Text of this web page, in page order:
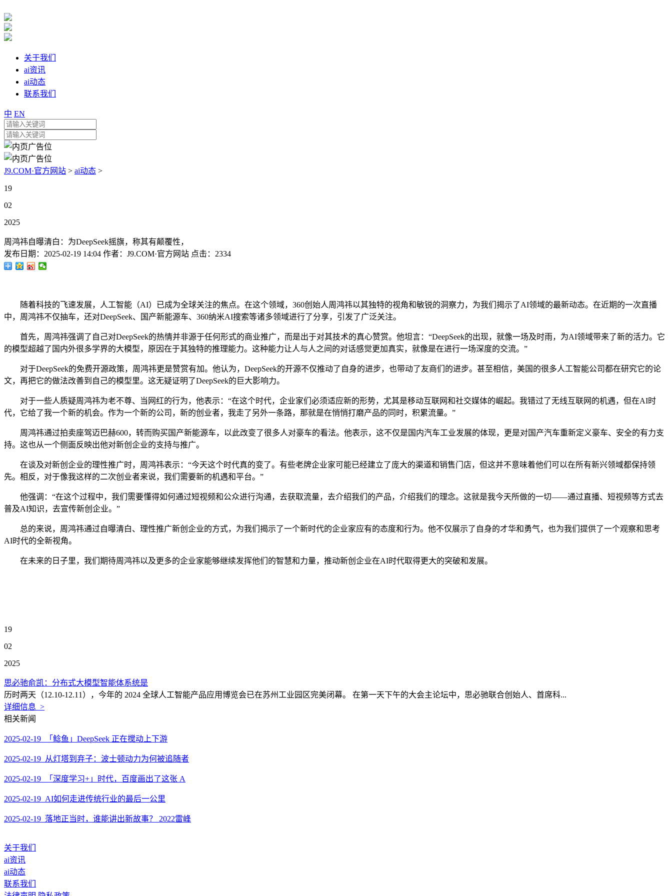
关于我们
ai资讯
ai动态
联系我们
中 EN
J9.COM·官方网站 > ai动态 >
19
02
2025
周鸿祎自曝清白：为DeepSeek摇旗，称其有颠覆性，
发布日期： 2025-02-19 14:04 作者： J9.COM·官方网站 点击： 2334
随着科技的飞速发展，人工智能（AI）已成为全球关注的焦点。在这个领域，360创始人周鸿祎以其独特的视角和敏锐的洞察力，为我们揭示了AI领域的最新动态。在近期的一次直播
中，周鸿祎不仅抽车，还对DeepSeek、国产新能源车、360纳米AI搜索等诸多领域进行了分享，引发了广泛关注。
首先，周鸿祎强调了自己对DeepSeek的热情并非源于任何形式的商业推广，而是出于对其技术的真心赞赏。他坦言：“DeepSeek的出现，就像一场及时雨，为AI领域带来了新的活力。它
的模型超越了国内外很多学界的大模型，原因在于其独特的推理能力。这种能力让人与人之间的对话感觉更加真实，就像是在进行一场深度的交流。”
对于DeepSeek的免费开源政策，周鸿祎更是赞赏有加。他认为，DeepSeek的开源不仅推动了自身的进步，也带动了友商们的进步。甚至相信，美国的很多人工智能公司都在研究它的论
文，再把它的做法改善到自己的模型里。这无疑证明了DeepSeek的巨大影响力。
对于一些人质疑周鸿祎为老不尊、当网红的行为，他表示：“在这个时代，企业家们必须适应新的形势，尤其是移动互联网和社交媒体的崛起。我错过了无线互联网的机遇，但在AI时
代，它给了我一个新的机会。作为一个新的公司，新的创业者，我走了另外一条路，那就是在悄悄打磨产品的同时，积累流量。”
周鸿祎通过拍卖座驾迈巴赫600，转而购买国产新能源车，以此改变了很多人对豪车的看法。他表示，这不仅是国内汽车工业发展的体现，更是对国产汽车重新定义豪车、安全的有力支
持。这也从一个侧面反映出他对新创企业的支持与推广。
在谈及对新创企业的理性推广时，周鸿祎表示：“今天这个时代真的变了。有些老牌企业家可能已经建立了庞大的渠道和销售门店，但这并不意味着他们可以在所有新兴领域都保持领
先。相反，对于像我这样的二次创业者来说，我们需要新的机遇和平台。”
他强调：“在这个过程中，我们需要懂得如何通过短视频和公众进行沟通，去获取流量，去介绍我们的产品，介绍我们的理念。这就是我今天所做的一切——通过直播、短视频等方式去
普及AI知识，去宣传新创企业。”
总的来说，周鸿祎通过自曝清白、理性推广新创企业的方式，为我们揭示了一个新时代的企业家应有的态度和行为。他不仅展示了自身的才华和勇气，也为我们提供了一个观察和思考
AI时代的全新视角。
在未来的日子里，我们期待周鸿祎以及更多的企业家能够继续发挥他们的智慧和力量，推动新创企业在AI时代取得更大的突破和发展。
19
02
2025
思必驰俞凯：分布式大模型智能体系统是
历时两天（12.10-12.11），今年的 2024 全球人工智能产品应用博览会已在苏州工业园区完美闭幕。 在第一天下午的大会主论坛中，思必驰联合创始人、首席科...
详细信息 >
相关新闻
2025-02-19 「鲶鱼」DeepSeek 正在搅动上下游
2025-02-19 从灯塔到弃子：波士顿动力为何被追随者
2025-02-19 「深度学习+」时代，百度画出了这张 A
2025-02-19 AI如何走进传统行业的最后一公里
2025-02-19 落地正当时，谁能讲出新故事？ 2022雷峰
关于我们
ai资讯
ai动态
联系我们